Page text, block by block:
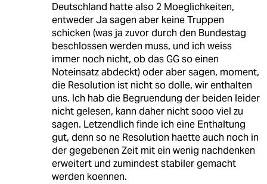
Deutschland hatte also 2 Moeglichkeiten,
entweder Ja sagen aber keine Truppen
schicken (was ja zuvor durch den Bundestag
beschlossen werden muss, und ich weiss
immer noch nicht, ob das GG so einen
Noteinsatz abdeckt) oder aber sagen, moment,
die Resolution ist nicht so dolle, wir enthalten
uns. Ich hab die Begruendung der beiden leider
nicht gelesen, kann daher nicht sooo viel zu
sagen. Letzendlich finde ich eine Enthaltung
gut, denn so ne Resolution haette auch noch in
der gegebenen Zeit mit ein wenig nachdenken
erweitert und zumindest stabiler gemacht
werden koennen.